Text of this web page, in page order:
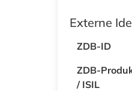
Externe
ZDB-ID
ZDB-
/ ISIL